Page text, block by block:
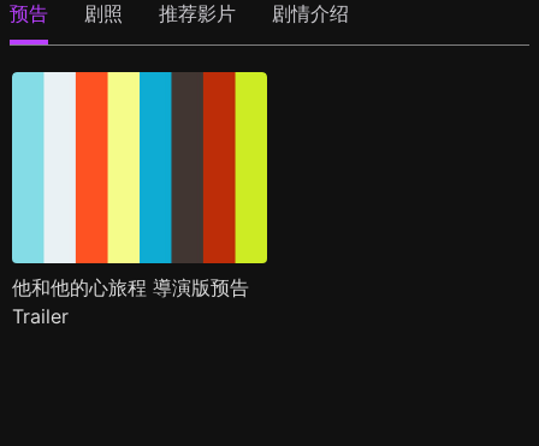
预告 剧照 推荐影片 剧情介绍
他和他的心旅程 導演版预告
Trailer